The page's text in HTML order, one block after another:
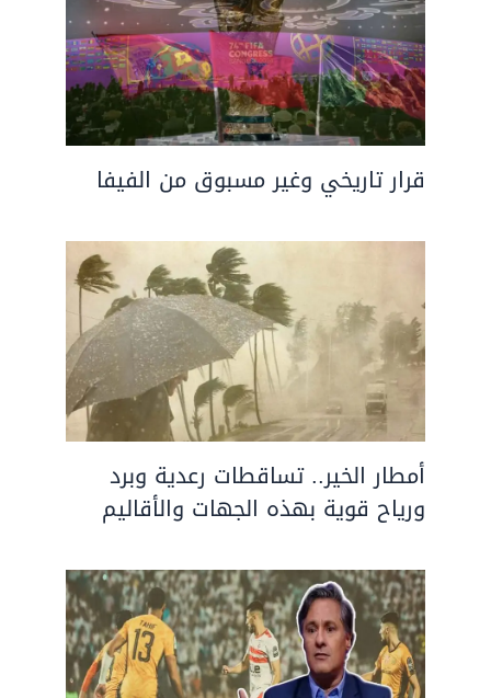
قرار تاريخي وغير مسبوق من الفيفا
أمطار الخير.. تساقطات رعدية وبرد
ورياح قوية بهذه الجهات والأقاليم